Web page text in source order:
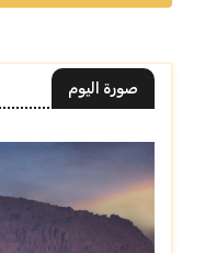
صورة اليوم